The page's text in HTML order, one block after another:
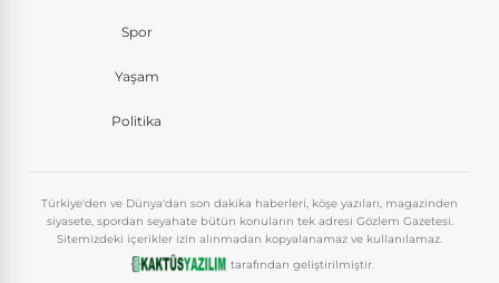
Spor
Yaşam
Politika
Türkiye'den ve Dünya'dan son dakika haberleri, köşe yazıları, magazinden
siyasete, spordan seyahate bütün konuların tek adresi Gözlem Gazetesi.
Sitemizdeki içerikler izin alınmadan kopyalanamaz ve kullanılamaz.
tarafından geliştirilmiştir.